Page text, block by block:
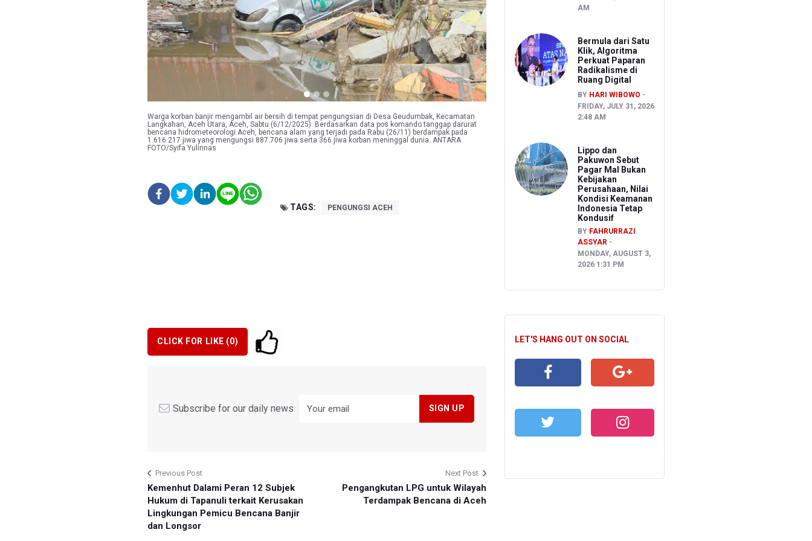
Warga korban banjir mengambil air bersih di tempat pengungsian di Desa Geudumbak, Kecamatan
Langkahan, Aceh Utara, Aceh, Sabtu (6/12/2025). Berdasarkan data pos komando tanggap darurat
bencana hidrometeorologi Aceh, bencana alam yang terjadi pada Rabu (26/11) berdampak pada
1.616.217 jiwa yang mengungsi 887.706 jiwa serta 366 jiwa korban meninggal dunia. ANTARA
FOTO/Syifa Yulinnas
TAGS: PENGUNGSI ACEH
CLICK FOR LIKE (0)
Subscribe for our daily news
Previous Post
Kemenhut Dalami Peran 12 Subjek
Hukum di Tapanuli terkait Kerusakan
Lingkungan Pemicu Bencana Banjir
dan Longsor
Next Post
Pengangkutan LPG untuk Wilayah
Terdampak Bencana di Aceh
AM
Bermula dari Satu
Klik, Algoritma
Perkuat Paparan
Radikalisme di
Ruang Digital
BY HARI WIBOWO
FRIDAY, JULY 31, 2026
2:48 AM
Lippo dan
Pakuwon Sebut
Pagar Mal Bukan
Kebijakan
Perusahaan, Nilai
Kondisi Keamanan
Indonesia Tetap
Kondusif
BY FAHRURRAZI
ASSYAR
MONDAY, AUGUST 3,
2026 1:31 PM
LET'S HANG OUT ON SOCIAL